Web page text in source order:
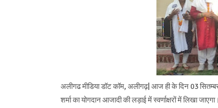
अलीगढ मीडिया डॉट कॉम, अलीगढ़| आज ही के दिन 03
शर्मा का योगदान आजादी की लड़ाई में स्वर्णाक्षरों में लिखा